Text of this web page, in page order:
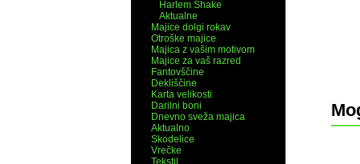
Harlem Shake
Aktualne
Majice dolgi rokav
Otroške majice
Majica z vašim motivom
Majice za vaš razred
Fantovščine
Dekliščine
Karta velikosti
Darilni boni
Dnevno sveža majica
Aktualno
Skodelice
Vrečke
Tekstil